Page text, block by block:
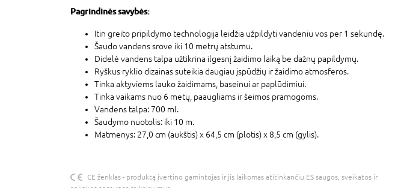
Pagrindinės savybės:
Itin greito pripildymo technologija leidžia užpildyti vandeniu vos per 1 sekundę.
Šaudo vandens srove iki 10 metrų atstumu.
Didelė vandens talpa užtikrina ilgesnį žaidimo laiką be dažnų papildymų.
Ryškus ryklio dizainas suteikia daugiau įspūdžių ir žaidimo atmosferos.
Tinka aktyviems lauko žaidimams, baseinui ar paplūdimiui.
Tinka vaikams nuo 6 metų, paaugliams ir šeimos pramogoms.
Vandens talpa: 700 ml.
Šaudymo nuotolis: iki 10 m.
Matmenys: 27,0 cm (aukštis) x 64,5 cm (plotis) x 8,5 cm (gylis).
CE ženklas - produktą įvertino gamintojas ir jis laikomas atitinkančiu ES saugos, sveikatos ir